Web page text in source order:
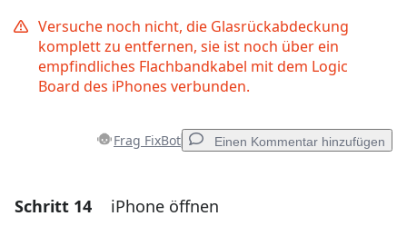
Versuche noch nicht, die Glasrückabdeckung
komplett zu entfernen, sie ist noch über ein
empfindliches Flachbandkabel mit dem Logic
Board des iPhones verbunden.
Frag FixBot Einen Kommentar hinzufügen
Einen Kommentar hinzufügen
Schritt 14 iPhone öffnen